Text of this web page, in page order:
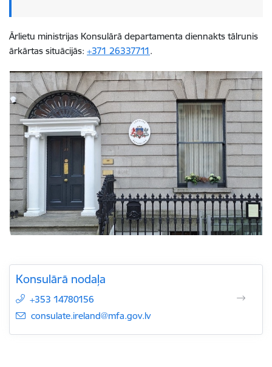
Ārlietu ministrijas Konsulārā departamenta diennakts tālrunis
ārkārtas situācijās: +371 26337711.
Konsulārā nodaļa
+353 14780156
E-pasts:
consulate.ireland@mfa.gov.lv